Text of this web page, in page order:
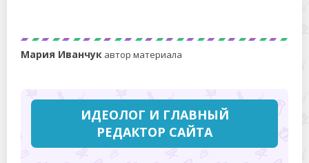
Мария Иванчук автор материала
ИДЕОЛОГ И ГЛАВНЫЙ
РЕДАКТОР САЙТА